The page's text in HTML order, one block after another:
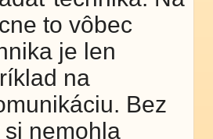
to vôbec
je len
na
Bez
nemohla